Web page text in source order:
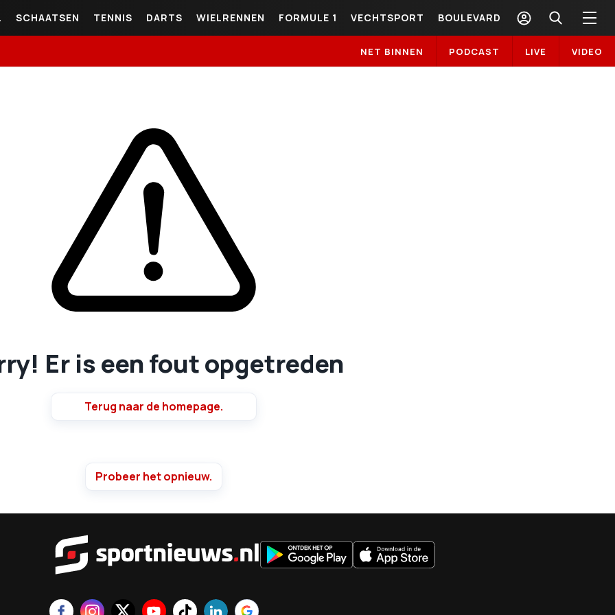
SCHAATSEN TENNIS DARTS WIELRENNEN FORMULE 1 VECHTSPORT BOULEVARD
NET BINNEN PODCAST LIVE VIDEO
Er is een fout opgetreden
Terug naar de homepage.
Probeer het opnieuw.
Sportnieuws.nl